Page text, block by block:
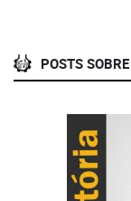
POSTS